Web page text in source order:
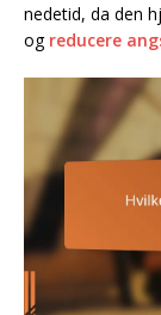
nedetid, da den
og reducere